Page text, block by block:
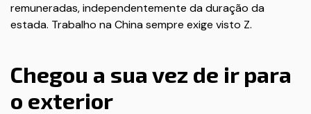
remuneradas, independentemente da duração da
estada. Trabalho na China sempre exige visto Z.
Chegou a sua vez de ir para
o exterior